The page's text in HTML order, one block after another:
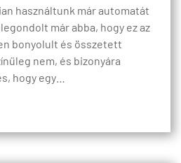
használtunk már automatát
már abba, hogy ez az
bonyolult és összetett
nem, és bizonyára
hogy egy…